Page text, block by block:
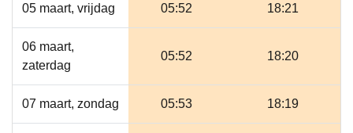
05 maart, vrijdag 05:52 18:21
06 maart,
zaterdag
05:52 18:20
07 maart, zondag 05:53 18:19